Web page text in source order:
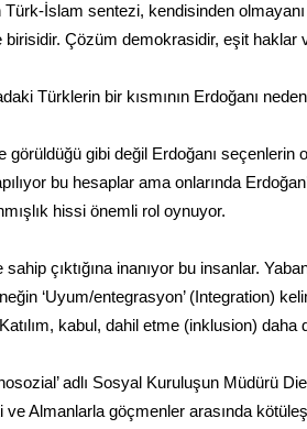
Türk-İslam sentezi, kendisinden
Çözüm demokrasidir, eşit haklar
Türklerin bir kısmının Erdoğanı
görüldüğü gibi değil Erdoğanı
bu hesaplar ama onlarında
hissi önemli rol oynuyor.
sahip çıktığına inanıyor bu insanlar.
‘Uyum/entegrasyon’ (Integration)
kabul, dahil etme (inklusion) daha
adlı Sosyal Kuruluşun Müdürü
ve Almanlarla göçmenler arasında